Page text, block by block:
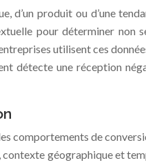
d’un produit ou d’une
pour déterminer
utilisent ces
détecte une réception
comportements de
géographique et